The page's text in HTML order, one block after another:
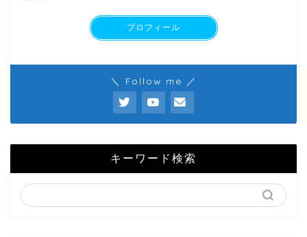
プロフィール
＼ Follow me ／
キーワード検索